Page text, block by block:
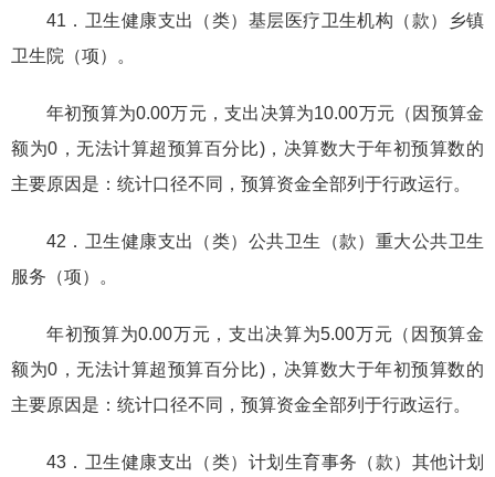
41．卫生健康支出（类）基层医疗卫生机构（款）乡镇
卫生院（项）。
年初预算为0.00万元，支出决算为10.00万元（因预算金
额为0，无法计算超预算百分比)，决算数大于年初预算数的
主要原因是：统计口径不同，预算资金全部列于行政运行。
42．卫生健康支出（类）公共卫生（款）重大公共卫生
服务（项）。
年初预算为0.00万元，支出决算为5.00万元（因预算金
额为0，无法计算超预算百分比)，决算数大于年初预算数的
主要原因是：统计口径不同，预算资金全部列于行政运行。
43．卫生健康支出（类）计划生育事务（款）其他计划